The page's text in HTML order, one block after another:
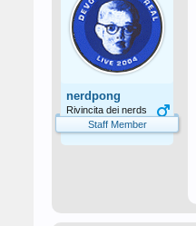
nerdpong
Rivincita dei nerds
Staff Member